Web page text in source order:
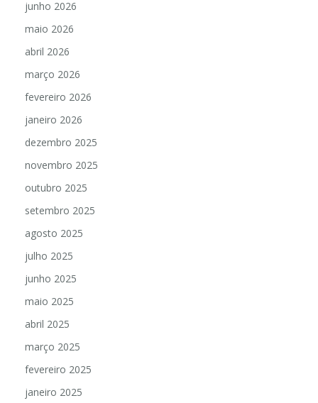
junho 2026
maio 2026
abril 2026
março 2026
fevereiro 2026
janeiro 2026
dezembro 2025
novembro 2025
outubro 2025
setembro 2025
agosto 2025
julho 2025
junho 2025
maio 2025
abril 2025
março 2025
fevereiro 2025
janeiro 2025